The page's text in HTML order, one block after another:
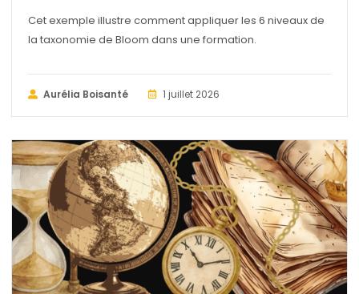
Cet exemple illustre comment appliquer les 6 niveaux de
la taxonomie de Bloom dans une formation.
Aurélia Boisanté 1 juillet 2026